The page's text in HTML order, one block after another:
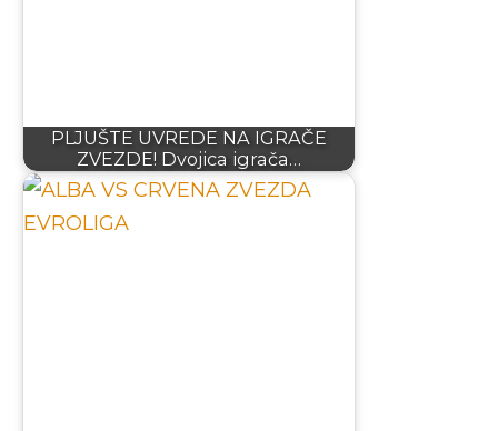
PLJUŠTE UVREDE NA IGRAČE
ZVEZDE! Dvojica igrača…